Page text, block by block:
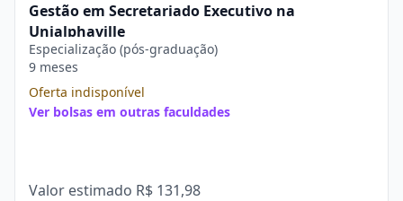
Gestão em Secretariado Executivo na
Unialphaville
Especialização (pós-graduação)
9 meses
Oferta indisponível
Ver bolsas em outras faculdades
Valor estimado R$ 131,98